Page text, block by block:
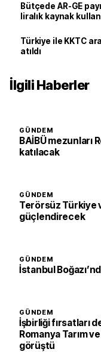
Bütçede AR-GE
liralık kaynak
Türkiye ile KKTC
atıldı
İlgili Haberler
GÜNDEM
BAİBÜ mezunları
katılacak
GÜNDEM
Terörsüz Türkiye
güçlendirecek
GÜNDEM
İstanbul
GÜNDEM
İşbirliği fırsatları
Romanya Tarım
görüştü